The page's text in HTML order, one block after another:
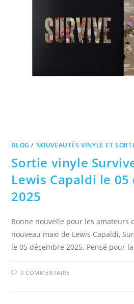
BLOG / NOUVEAUTÉS VINYLE ET
Sortie vinyle
Lewis Capaldi le
2025
Bonne nouvelle pour les amateurs
nouveau maxi de Lewis Capaldi,
le 05 décembre 2025. Pensé pour
0 COMMENTAIRE